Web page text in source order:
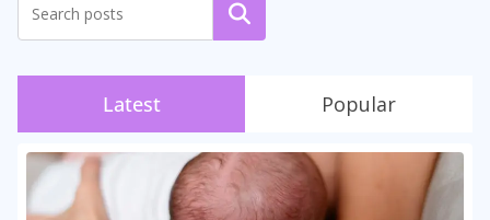
Pesquisar
Latest Popular